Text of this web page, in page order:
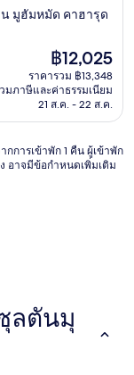
มูฮัมหมัด คาฮารุด
ราคา
ปัจจุบัน
คือ
฿12,025
฿12,025
ราคารวม ฿13,348
มภาษีและค่าธรรมเนียม
21 ส.ค. - 22 ส.ค.
การเข้าพัก 1 คืน ผู้เข้าพัก
อาจมีข้อกำหนดเพิ่มเติม
ลตันมุ